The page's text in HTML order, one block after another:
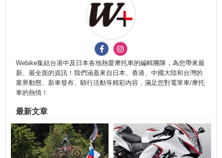
Webike集結台港中及日本各地熱愛摩托車的編輯團隊，為您帶來最
新、最全面的資訊！我們涵蓋來自日本、香港、中國大陸和台灣的
業界動態、新車發布、騎行活動等精彩內容，滿足您對電單車/摩托
車的熱情！
最新文章